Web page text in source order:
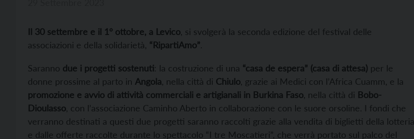
Il 30 settembre e il 1° ottobre, a Levico , si svolgerà la seconda edizione del festival delle
associazioni e della solidarietà, “RipartiAmo”.
Saranno due i progetti sostenuti: la costruzione di una “casa de espera” (casa di attesa) per le
donne prossime al parto in Angola , nella città di Chiulo , grazie ai Medici con l’Africa Cuamm, e la
promozione e avvio di attività commerciali e artigianali in Burkina Faso , nella città di Bobo-
Dioulasso , con l’associazione Caminho Aberto in collaborazione con le suore orsoline. I fondi che
verranno destinati a questi due progetti saranno raccolti grazie alla vendita di biglietti della lotteria
e dalle offerte raccolte durante lo spettacolo “I tre Moscatieri”, che verrà portato sul palco del